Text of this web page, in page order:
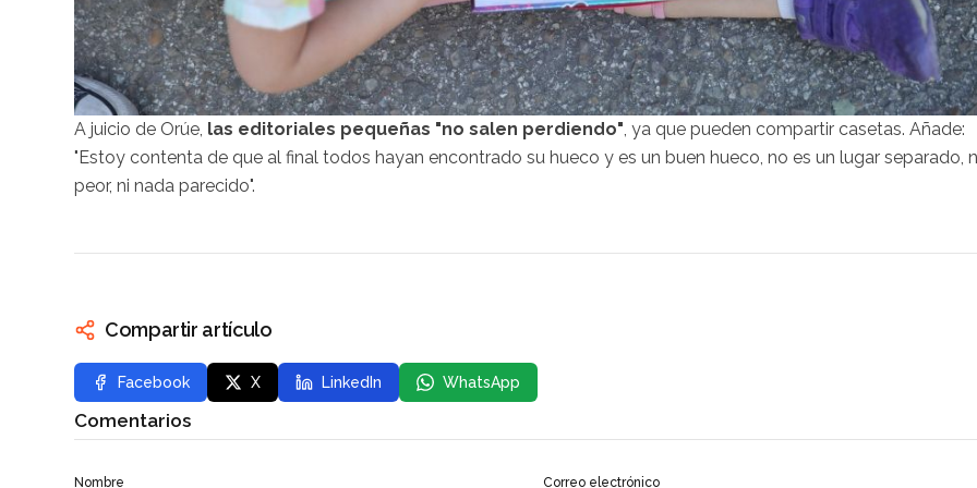
A juicio de Orúe, las editoriales pequeñas "no salen perdiendo", ya que pueden compartir casetas. Añade:
"Estoy contenta de que al final todos hayan encontrado su hueco y es un buen hueco, no es un lugar separado,
peor, ni nada parecido".
Compartir artículo
Facebook X LinkedIn WhatsApp
Comentarios
Nombre Correo electrónico